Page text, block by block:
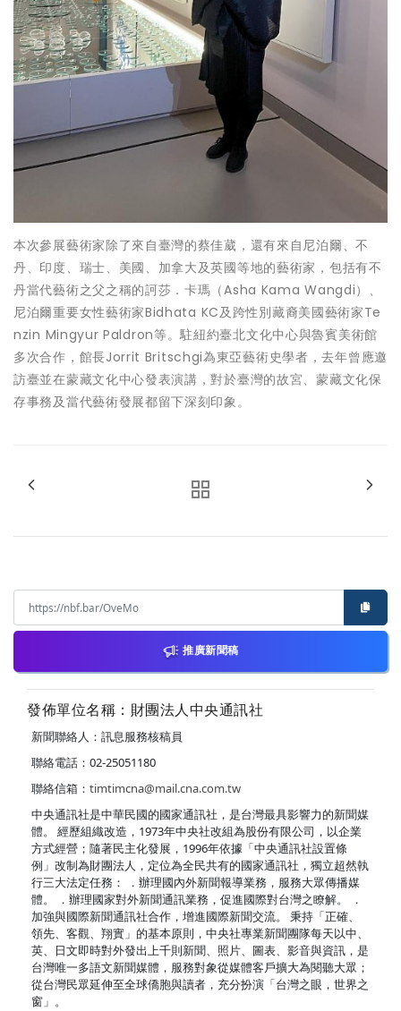
本次參展藝術家除了來自臺灣的蔡佳葳，還有來自尼泊爾、不
丹、印度、瑞士、美國、加拿大及英國等地的藝術家，包括有不
丹當代藝術之父之稱的訶莎．卡瑪（Asha Kama Wangdi）、
尼泊爾重要女性藝術家Bidhata KC及跨性別藏裔美國藝術家Te
nzin Mingyur Paldron等。駐紐約臺北文化中心與魯賓美術館
多次合作，館長Jorrit Britschgi為東亞藝術史學者，去年曾應邀
訪臺並在蒙藏文化中心發表演講，對於臺灣的故宮、蒙藏文化保
存事務及當代藝術發展都留下深刻印象。
推廣新聞稿
發佈單位名稱：財團法人中央通訊社
新聞聯絡人：訊息服務核稿員
聯絡電話：02-25051180
聯絡信箱： timtimcna@mail.cna.com.tw
中央通訊社是中華民國的國家通訊社，是台灣最具影響力的新聞媒
體。 經歷組織改造，1973年中央社改組為股份有限公司，以企業
方式經營；隨著民主化發展，1996年依據「中央通訊社設置條
例」改制為財團法人，定位為全民共有的國家通訊社，獨立超然執
行三大法定任務： ．辦理國內外新聞報導業務，服務大眾傳播媒
體。 ．辦理國家對外新聞通訊業務，促進國際對台灣之瞭解。 ．
加強與國際新聞通訊社合作，增進國際新聞交流。 秉持「正確、
領先、客觀、翔實」的基本原則，中央社專業新聞團隊每天以中、
英、日文即時對外發出上千則新聞、照片、圖表、影音與資訊，是
台灣唯一多語文新聞媒體，服務對象從媒體客戶擴大為閱聽大眾；
從台灣民眾延伸至全球僑胞與讀者，充分扮演「台灣之眼，世界之
窗」。